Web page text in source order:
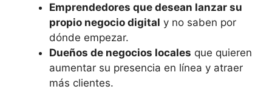
Emprendedores que desean lanzar su
propio negocio digital y no saben por
dónde empezar.
Dueños de negocios locales que quieren
aumentar su presencia en línea y atraer
más clientes.